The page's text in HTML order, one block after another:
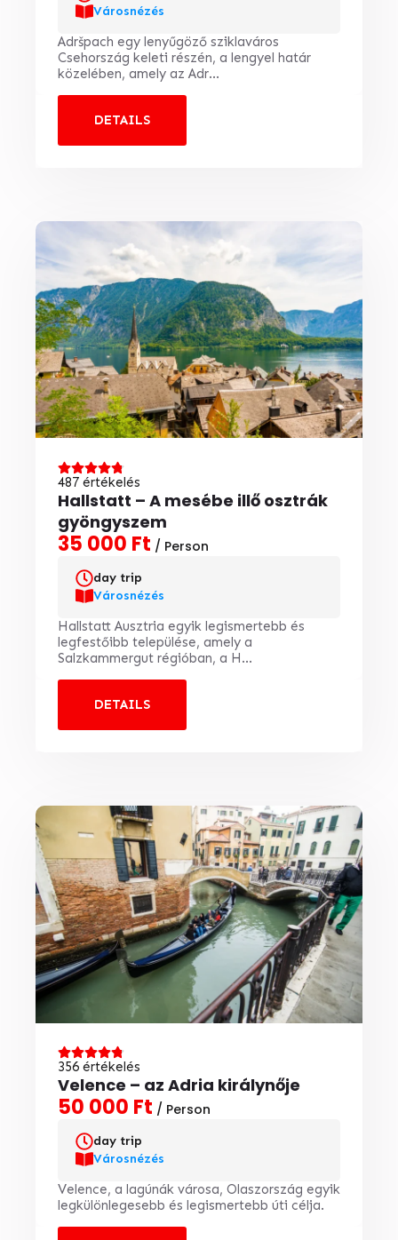
Városnézés
Adršpach egy lenyűgöző sziklaváros
Csehország keleti részén, a lengyel határ
közelében, amely az Adr...
DETAILS
487 értékelés
Hallstatt – A mesébe illő osztrák
gyöngyszem
35 000 Ft / Person
day trip
Városnézés
Hallstatt Ausztria egyik legismertebb és
legfestőibb települése, amely a
Salzkammergut régióban, a H...
DETAILS
356 értékelés
Velence – az Adria királynője
50 000 Ft / Person
day trip
Városnézés
Velence, a lagúnák városa, Olaszország egyik
legkülönlegesebb és legismertebb úti célja.